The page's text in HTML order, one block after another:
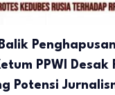
PPWI Desak
Potensi